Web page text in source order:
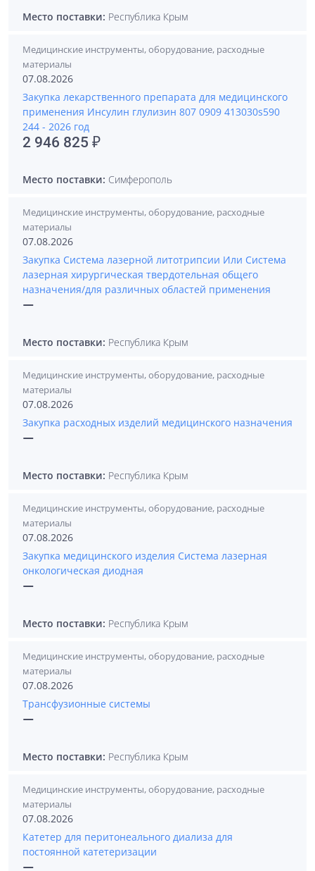
Место поставки: Республика Крым
Медицинские инструменты, оборудование, расходные
материалы
07.08.2026
Закупка лекарственного препарата для медицинского
применения Инсулин глулизин 807 0909 413030s590
244 - 2026 год
2 946 825 ₽
Место поставки: Симферополь
Медицинские инструменты, оборудование, расходные
материалы
07.08.2026
Закупка Система лазерной литотрипсии Или Система
лазерная хирургическая твердотельная общего
назначения/для различных областей применения
—
Место поставки: Республика Крым
Медицинские инструменты, оборудование, расходные
материалы
07.08.2026
Закупка расходных изделий медицинского назначения
—
Место поставки: Республика Крым
Медицинские инструменты, оборудование, расходные
материалы
07.08.2026
Закупка медицинского изделия Система лазерная
онкологическая диодная
—
Место поставки: Республика Крым
Медицинские инструменты, оборудование, расходные
материалы
07.08.2026
Трансфузионные системы
—
Место поставки: Республика Крым
Медицинские инструменты, оборудование, расходные
материалы
07.08.2026
Катетер для перитонеального диализа для
постоянной катетеризации
—